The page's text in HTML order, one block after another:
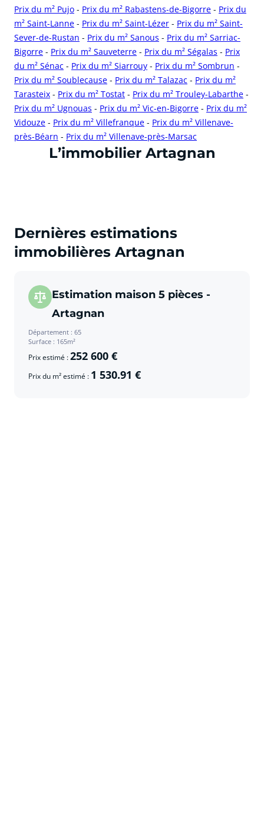
Prix du m² Pujo - Prix du m² Rabastens-de-Bigorre - Prix du
m² Saint-Lanne - Prix du m² Saint-Lézer - Prix du m² Saint-
Sever-de-Rustan - Prix du m² Sanous - Prix du m² Sarriac-
Bigorre - Prix du m² Sauveterre - Prix du m² Ségalas - Prix
du m² Sénac - Prix du m² Siarrouy - Prix du m² Sombrun -
Prix du m² Soublecause - Prix du m² Talazac - Prix du m²
Tarasteix - Prix du m² Tostat - Prix du m² Trouley-Labarthe -
Prix du m² Ugnouas - Prix du m² Vic-en-Bigorre - Prix du m²
Vidouze - Prix du m² Villefranque - Prix du m² Villenave-
près-Béarn - Prix du m² Villenave-près-Marsac
cliquer pour afficher plus du text
L’immobilier Artagnan
Dernières estimations
immobilières Artagnan
Estimation maison 5 pièces -
Artagnan
Département : 65
Surface : 165m²
Prix estimé :252 600 €
Prix du m² estimé : 1 530.91 €